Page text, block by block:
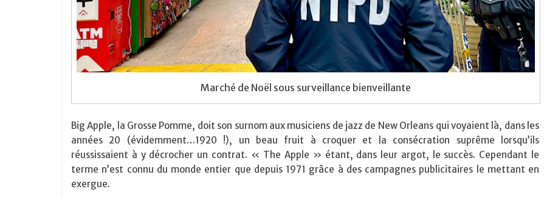
Marché de Noël sous surveillance bienveillante
Big Apple, la Grosse Pomme, doit son surnom aux musiciens de jazz de New Orleans qui voyaient là, dans les
années 20 (évidemment…1920 !), un beau fruit à croquer et la consécration suprême lorsqu’ils
réussissaient à y décrocher un contrat. « The Apple » étant, dans leur argot, le succès. Cependant le
terme n’est connu du monde entier que depuis 1971 grâce à des campagnes publicitaires le mettant en
exergue.